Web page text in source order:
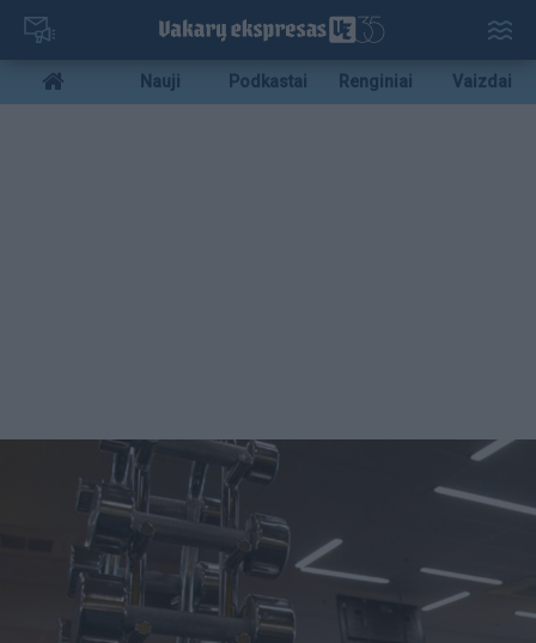
Pereiti
pagrindinį
turinį
Mobile
menu
Nauji Podkastai Renginiai Vaizdai